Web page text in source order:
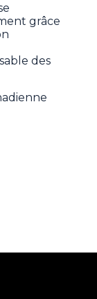
grâce
des